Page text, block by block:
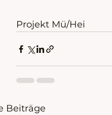
Projekt Mü/Hei
Beiträge